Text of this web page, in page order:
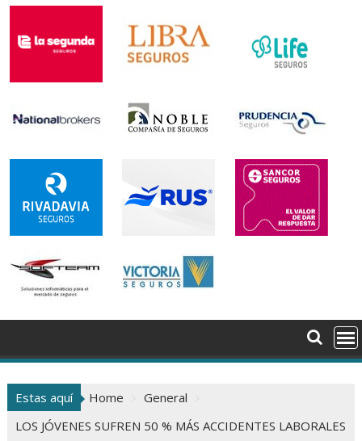
Estas aquí Home
General
LOS JÓVENES SUFREN 50 % MÁS ACCIDENTES LABORALES